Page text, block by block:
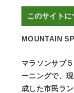
このサイトに
MOUNTAIN
マラソンサブ
ーニングで、
成した市民ラン